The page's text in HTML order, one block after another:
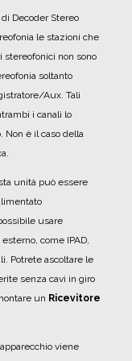
Decoder Stereo
le stazioni che
stereofonici non sono
soltanto
Aux. Tali
i canali lo
Non è il caso della
unità può essere
usare
come IPAD,
Potrete ascoltare le
senza cavi in giro
un Ricevitore
viene